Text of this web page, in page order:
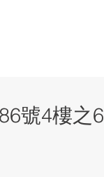
號4樓之6